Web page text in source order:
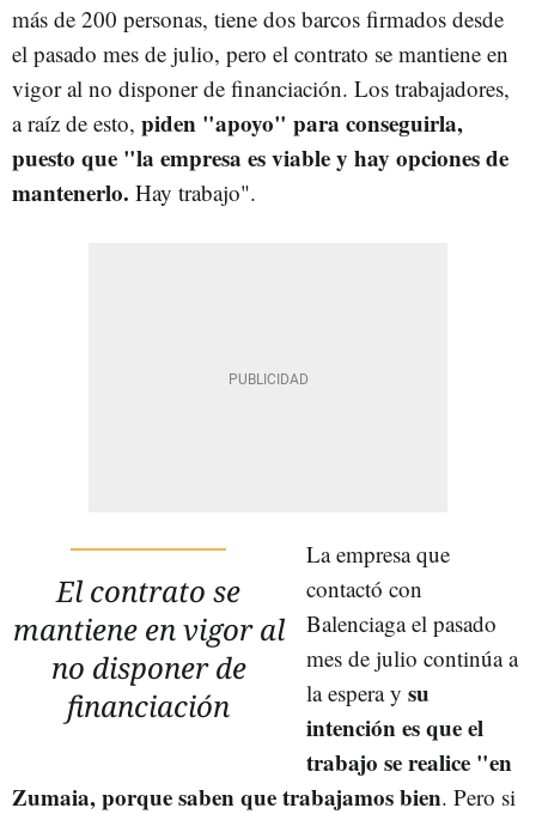
más de 200 personas, tiene dos barcos firmados desde
el pasado mes de julio, pero el contrato se mantiene en
vigor al no disponer de financiación. Los trabajadores,
a raíz de esto, piden "apoyo" para conseguirla,
puesto que "la empresa es viable y hay opciones de
mantenerlo. Hay trabajo".
El contrato se
mantiene en vigor al
no disponer de
financiación
La empresa que
contactó con
Balenciaga el pasado
mes de julio continúa a
la espera y su
intención es que el
trabajo se realice "en
Zumaia, porque saben que trabajamos bien. Pero si